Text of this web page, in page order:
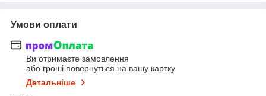
Умови оплати
Ви отримаєте замовлення
або гроші повернуться на вашу картку
Детальніше